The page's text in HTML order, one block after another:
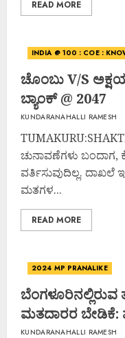
READ MORE
INDIA @ 100 : COE :
ಚೊಂಬು V/S ಅಕ್ಷಯ
ಬ್ಯಾಂಕ್ @ 2047
KUNDARANAHALLI RAMESH
ಚುನಾವಣೆಗಳು ಬಂದಾಗ,
ವರ್ತಿಸುವುದಿಲ್ಲ. ದಾಖಲೆ
ಮತಗಳ...
READ MORE
2024 MP PRANALIKE
ಬೆಂಗಳೂರಿನಲ್ಲಿರುವ
ಮತದಾರರ
KUNDARANAHALLI RAMESH